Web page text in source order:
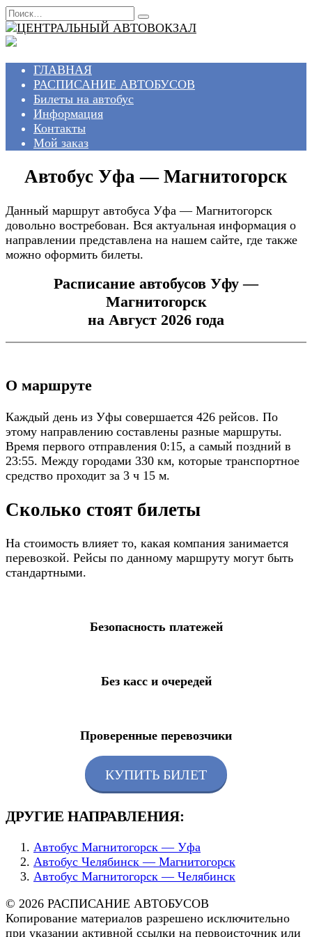
Перейти
к
содержанию
Search
for:
ГЛАВНАЯ
РАСПИСАНИЕ АВТОБУСОВ
Билеты на автобус
Информация
Контакты
Мой заказ
Автобус Уфа — Магнитогорск
Данный маршрут автобуса Уфа — Магнитогорск
довольно востребован. Вся актуальная информация о
направлении представлена на нашем сайте, где также
можно оформить билеты.
Расписание автобусов Уфу —
Магнитогорск
на Август 2026 года
О маршруте
Каждый день из Уфы совершается 426 рейсов. По
этому направлению составлены разные маршруты.
Время первого отправления 0:15, а самый поздний в
23:55. Между городами 330 км, которые транспортное
средство проходит за 3 ч 15 м.
Сколько стоят билеты
На стоимость влияет то, какая компания занимается
перевозкой. Рейсы по данному маршруту могут быть
стандартными.
Безопасность платежей
Без касс и очередей
Проверенные перевозчики
КУПИТЬ БИЛЕТ
ДРУГИЕ НАПРАВЛЕНИЯ:
Автобус Магнитогорск — Уфа
Автобус Челябинск — Магнитогорск
Автобус Магнитогорск — Челябинск
© 2026 РАСПИСАНИЕ АВТОБУСОВ
Копирование материалов разрешено исключительно
при указании активной ссылки на первоисточник или